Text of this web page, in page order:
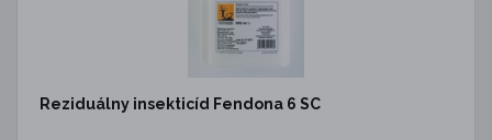
Reziduálny insekticíd Fendona 6 SC